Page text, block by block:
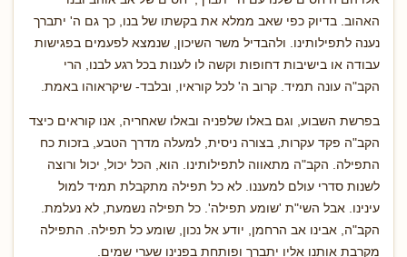
האהוב. בדיוק כפי שאב ממלא את בקשתו של בנו, כך גם ה' יתברך
נענה לתפילותינו. ולהבדיל משר השיכון, שנמצא לפעמים בפגישות
עבודה או בישיבות דחופות וקשה לו לענות בכל רגע לבנו, הרי
הקב"ה עונה תמיד. קרוב ה' לכל קוראיו, ובלבד- שיקראוהו באמת.
בפרשת השבוע, וגם באלו שלפניה ובאלו שאחריה, אנו קוראים כיצד
הקב"ה פקד עקרות, בצורה ניסית, למעלה מדרך הטבע, בזכות כח
התפילה. הקב"ה מתאווה לתפילותינו. הוא, הכל יכול, יכול ורוצה
לשנות סדרי עולם למעננו. לא כל תפילה מתקבלת תמיד למול
עינינו. אבל השי"ת 'שומע תפילה'. כל תפילה נשמעת, לא נעלמת.
הקב"ה, אבינו אב הרחמן, יודע אל נכון, שומע כל תפילה. התפילה
מקרבת אותנו אליו יתברך ופותחת בפנינו שערי שמים.